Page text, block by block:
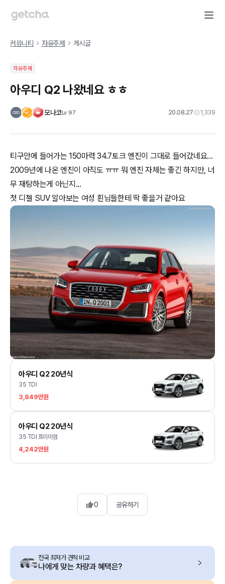
커뮤니티 자유주제 게시글
자유주제
아우디 Q2 나왔네요 ㅎㅎ
모나코Lv 97 20.08.27 1,339
티구안에 들어가는 150마력 34.7토크 엔진이 그대로 들어갔네요...
2009년에 나온 엔진이 아직도 ㅠㅠ 뭐 엔진 자체는 좋긴 하지만, 너
무 재탕하는게 아닌지...
첫 디젤 SUV 알아보는 여성 횐님들한테 딱 좋을거 같아요
아우디 Q2 20년식
35 TDI
3,849만원
아우디 Q2 20년식
35 TDI 프리미엄
4,242만원
0 공유하기
전국 최저가 견적 비교
나에게 맞는 차량과 혜택은?